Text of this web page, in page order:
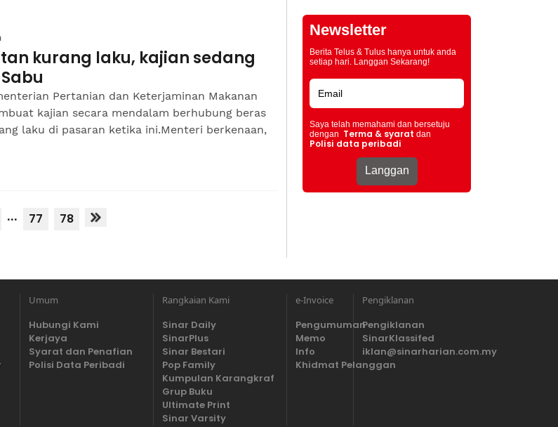
kurang laku, kajian sedang
Pertanian dan Keterjaminan Makanan
kajian secara mendalam berhubung beras
laku di pasaran ketika ini.Menteri berkenaan,
... 77 78
Newsletter
Berita Telus & Tulus hanya untuk anda
setiap hari. Langgan Sekarang!
Saya telah memahami dan bersetuju
dengan Terma & syarat dan
Polisi data peribadi
Umum
Hubungi Kami
Kerjaya
Syarat dan Penafian
Polisi Data Peribadi
Rangkaian Kami
Sinar Daily
SinarPlus
Sinar Bestari
Pop Family
Kumpulan Karangkraf
Grup Buku
Ultimate Print
Sinar Varsity
e-Invoice
Pengumuman
Memo
Info
Khidmat Pelanggan
Pengiklanan
Pengiklanan
SinarKlassifed
iklan@sinarharian.com.my